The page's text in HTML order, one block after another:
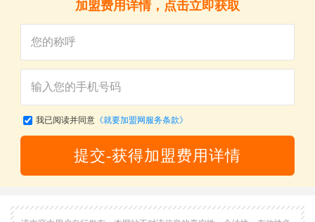
加盟费用详情，点击立即获取
我已阅读并同意《就要加盟网服务条款》
提交-获得加盟费用详情